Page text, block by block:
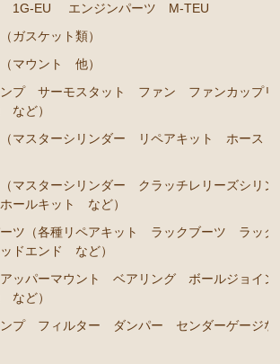
1G-GTE
1JZ-GTE
1G-FE
7M-GE
（マスターシリンダー リペアキッ
）
（マスターシリンダー クラッチレリ
オーバーホールキット など）
ーツ（各種リペアキット ラックブー
ド タイロッドエンド など）
ポンプ フィルター ダンパー センダ
1G-EU
エンジンパーツ M-TEU
ガスケット類）
マウント 他）
ンプ サーモスタット ファン ファンカップリ
ど）
（マスターシリンダー リペアキット ホース
マスターシリンダー クラッチレリーズシリン
ールキット など）
ツ（各種リペアキット ラックブーツ ラック
ドエンド など）
ッパーマウント ベアリング ボールジョイン
など）
ンプ フィルター ダンパー センダーゲージな